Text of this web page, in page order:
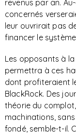
revenus par an.
concernés
leur ouvrirait pas
financer le
Les opposants à
permettra à ces
dont profiteraient
BlackRock. Des
théorie du
machinations,
fondé, semble-t-il.